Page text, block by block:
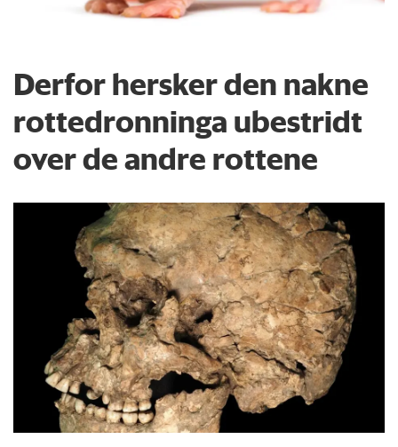
Derfor hersker den nakne
rottedronninga ubestridt
over de andre rottene